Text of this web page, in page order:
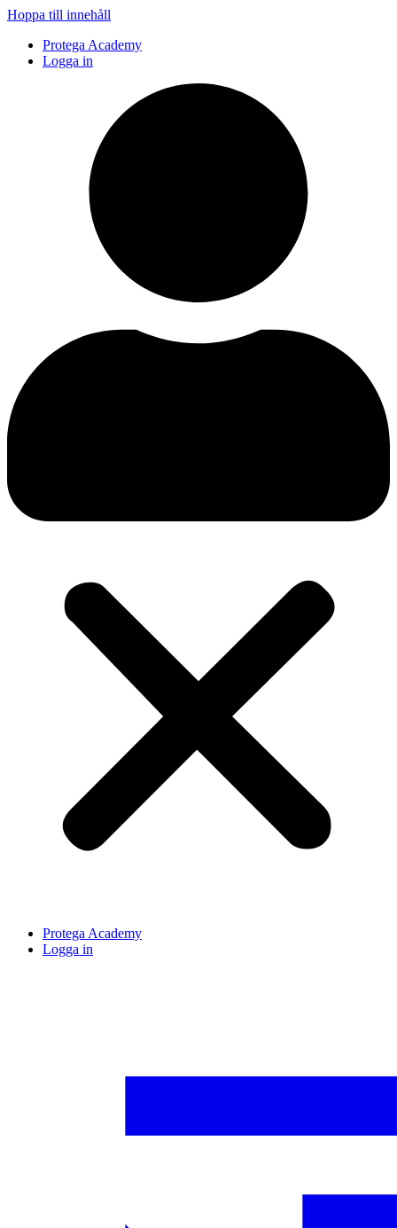
Hoppa till innehåll
Protega Academy
Logga in
Protega Academy
Logga in